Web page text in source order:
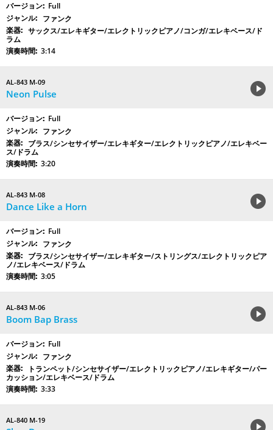
Full
ファンク
サックス/エレキギター/エレクトリックピアノ/コンガ/エレキベース/ド
ラム
3:14
AL-843 M-09
Neon Pulse
Full
ファンク
ブラス/シンセサイザー/エレキギター/エレクトリックピアノ/エレキベー
ス/ドラム
3:20
AL-843 M-08
Dance Like a Horn
Full
ファンク
ブラス/シンセサイザー/エレキギター/ストリングス/エレクトリックピア
ノ/エレキベース/ドラム
3:05
AL-843 M-06
Boom Bap Brass
Full
ファンク
トランペット/シンセサイザー/エレクトリックピアノ/エレキギター/パー
カッション/エレキベース/ドラム
3:33
AL-840 M-19